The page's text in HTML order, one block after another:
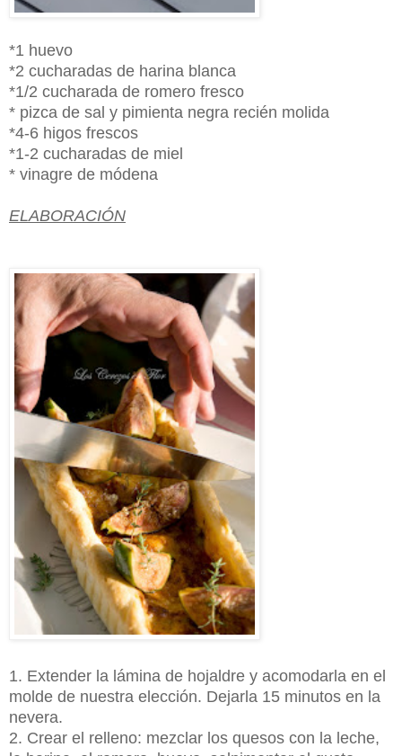
*1 huevo
*2 cucharadas de harina blanca
*1/2 cucharada de romero fresco
* pizca de sal y pimienta negra recién molida
*4-6 higos frescos
*1-2 cucharadas de miel
* vinagre de módena
ELABORACIÓN
1. Extender la lámina de hojaldre y acomodarla en el
molde de nuestra elección. Dejarla 15 minutos en la
nevera.
2. Crear el relleno: mezclar los quesos con la leche,